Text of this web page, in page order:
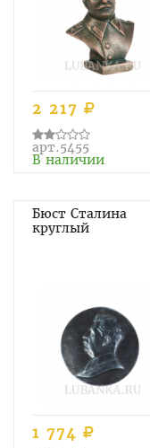
2 217
арт.5455
В наличии
Бюст Сталина
круглый
1 774